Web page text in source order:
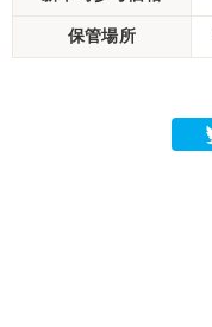
保管場所